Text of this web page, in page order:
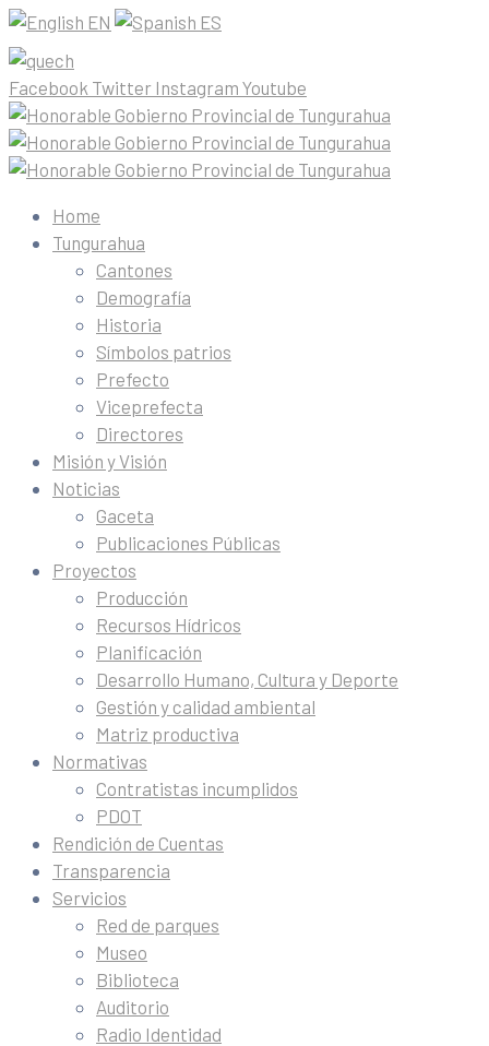
EN ES
Facebook Twitter Instagram Youtube
Home
Tungurahua
Cantones
Demografía
Historia
Símbolos patrios
Prefecto
Viceprefecta
Directores
Misión y Visión
Noticias
Gaceta
Publicaciones Públicas
Proyectos
Producción
Recursos Hídricos
Planificación
Desarrollo Humano, Cultura y Deporte
Gestión y calidad ambiental
Matriz productiva
Normativas
Contratistas incumplidos
PDOT
Rendición de Cuentas
Transparencia
Servicios
Red de parques
Museo
Biblioteca
Auditorio
Radio Identidad